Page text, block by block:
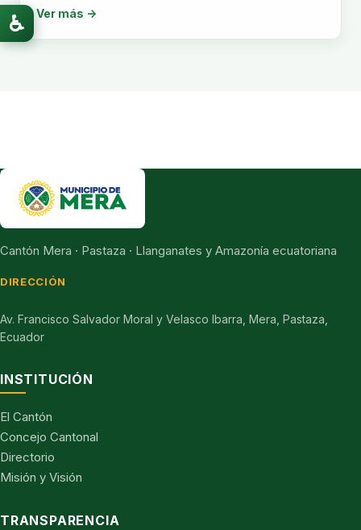
Ver más →
Cantón Mera · Pastaza · Llanganates y Amazonía ecuatoriana
DIRECCIÓN
Av. Francisco Salvador Moral y Velasco Ibarra, Mera, Pastaza,
Ecuador
INSTITUCIÓN
El Cantón
Concejo Cantonal
Directorio
Misión y Visión
TRANSPARENCIA
♿